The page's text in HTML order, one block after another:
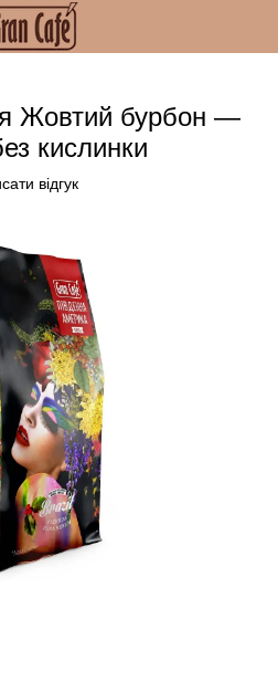
Жовтий бурбон —
кислинки
відгук